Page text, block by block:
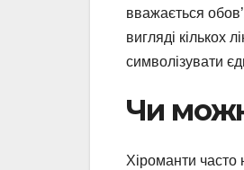
вважається
вигляді кількох
символізувати
Чи
Хіроманти часто